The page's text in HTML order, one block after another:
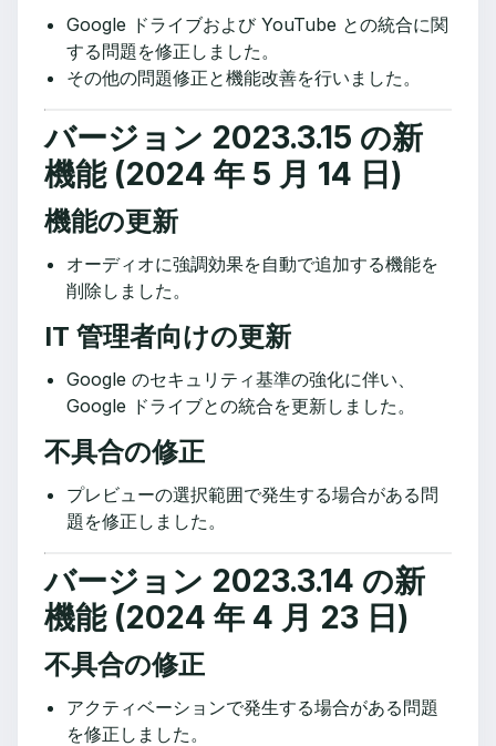
Google ドライブおよび YouTube との統合に関
する問題を修正しました。
その他の問題修正と機能改善を行いました。
バージョン 2023.3.15 の新
機能 (2024 年 5 月 14 日)
機能の更新
オーディオに強調効果を自動で追加する機能を
削除しました。
IT 管理者向けの更新
Google のセキュリティ基準の強化に伴い、
Google ドライブとの統合を更新しました。
不具合の修正
プレビューの選択範囲で発生する場合がある問
題を修正しました。
バージョン 2023.3.14 の新
機能 (2024 年 4 月 23 日)
不具合の修正
アクティベーションで発生する場合がある問題
を修正しました。